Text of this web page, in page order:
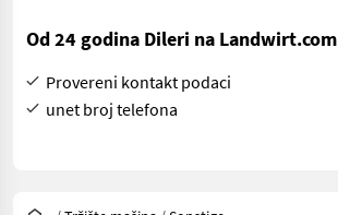
Od 24 godina Dileri na Landwirt.com
Provereni kontakt podaci
unet broj telefona